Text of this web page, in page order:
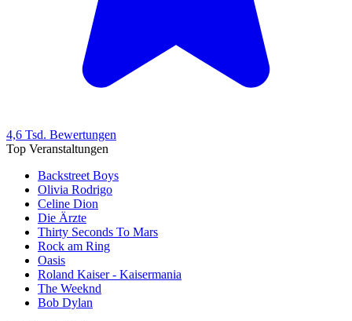
4,6 Tsd. Bewertungen
Top Veranstaltungen
Backstreet Boys
Olivia Rodrigo
Celine Dion
Die Ärzte
Thirty Seconds To Mars
Rock am Ring
Oasis
Roland Kaiser - Kaisermania
The Weeknd
Bob Dylan